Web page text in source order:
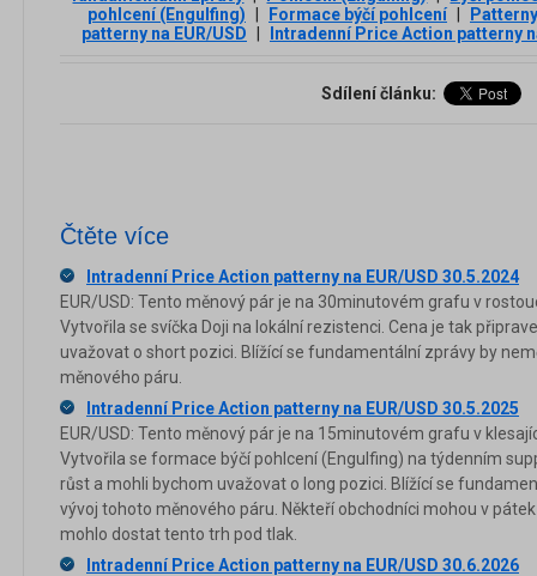
pohlcení (Engulfing)
Formace býčí pohlcení
patterny na EUR/USD
Intradenní Price Action patterny
Sdílení článku:
Čtěte více
Intradenní Price Action patterny na EUR/USD 30.5.2024
EUR/USD: Tento měnový pár je na 30minutovém grafu v
Vytvořila se svíčka Doji na lokální rezistenci. Cena je tak
uvažovat o short pozici. Blížící se fundamentální zprávy by
měnového páru.
Intradenní Price Action patterny na EUR/USD 30.5.2025
EUR/USD: Tento měnový pár je na 15minutovém grafu v
Vytvořila se formace býčí pohlcení (Engulfing) na týdenním
růst a mohli bychom uvažovat o long pozici. Blížící se
vývoj tohoto měnového páru. Někteří obchodníci mohou v
mohlo dostat tento trh pod tlak.
Intradenní Price Action patterny na EUR/USD 30.6.2026